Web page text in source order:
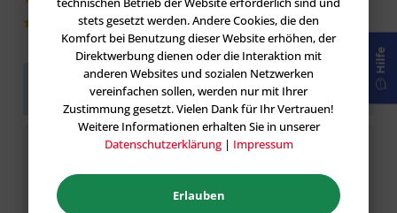
0|0%
Sei der Erste!Helfen Sie der Community und geben
Sie die erste Bewertung ab.
Bewertung schreiben
Bewertungen werden nach Überprüfung
Hilfe
stets gesetzt werden. Andere Cookies, die den
Komfort bei Benutzung dieser Website erhöhen, der
Direktwerbung dienen oder die Interaktion mit
anderen Websites und sozialen Netzwerken
vereinfachen sollen, werden nur mit Ihrer
Zustimmung gesetzt. Vielen Dank für Ihr Vertrauen!
Weitere Informationen erhalten Sie in unserer
Datenschutzerklärung| Impressum
Erlauben